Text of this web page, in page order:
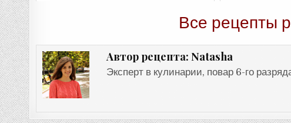
Все рецепты
Автор рецепта: Natasha
Эксперт в кулинарии, повар 6-го